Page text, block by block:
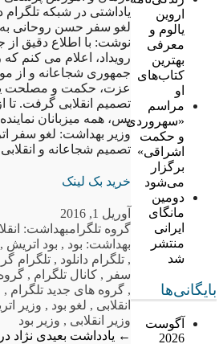
اروین
یالوم و
معرفی
بهترین
کتاب‌های
او
مراسم
«سهروردی
و حکمت
اشراقی»
برگزار
می‌شود
دومین
مانگای
ایرانی
منتشر
شد
بایگانی‌ها
آگوست
2026
یاداشتی در شبکه تلگرام
لغو سفر حسن روحانی
نوشت: با اطلاع دقیق از
رویداد، اعلام می کنم
جمهوری شجاعانه و از
عزت، حکمت و مصلحت
تصمیم انقلابی گرفت. تا
پس، همه میزبانان
وزیر بهداشت: لغو سفر
تصمیم شجاعانه و انقلابی
خرید بک لینک
آوریل 1, 2016
گروه تلگرامبهداشت:
بهداشت: بود , بود اتریش ,
, تلگرام دانلود , تلگرام
سفر , کانال تلگرام ,
, گروه های جدید تلگرام ,
انقلابی , لغو بود , وزیر
وزیر انقلابی , وزیر بود
← یادداشت بعیدی نژاد